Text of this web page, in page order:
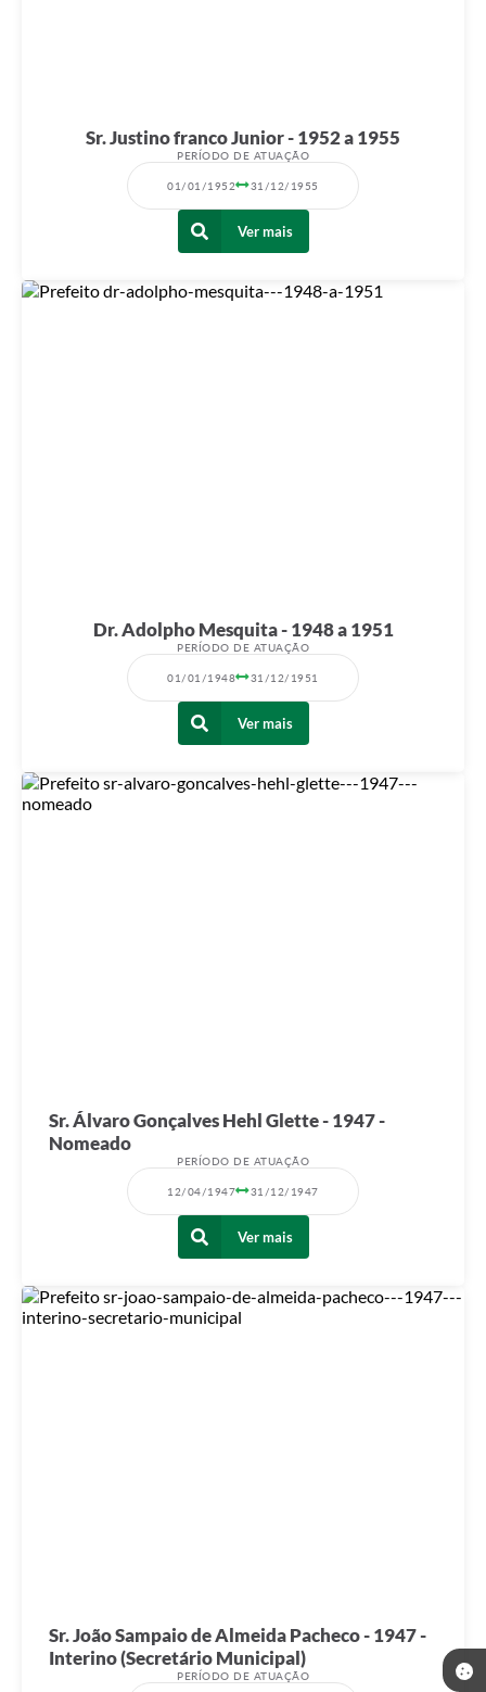
Sr. Justino franco Junior - 1952 a 1955
PERÍODO DE ATUAÇÃO
01/01/1952 31/12/1955
Ver mais
Dr. Adolpho Mesquita - 1948 a 1951
PERÍODO DE ATUAÇÃO
01/01/1948 31/12/1951
Ver mais
Sr. Álvaro Gonçalves Hehl Glette - 1947 -
Nomeado
PERÍODO DE ATUAÇÃO
12/04/1947 31/12/1947
Ver mais
Sr. João Sampaio de Almeida Pacheco - 1947 -
Interino (Secretário Municipal)
PERÍODO DE ATUAÇÃO